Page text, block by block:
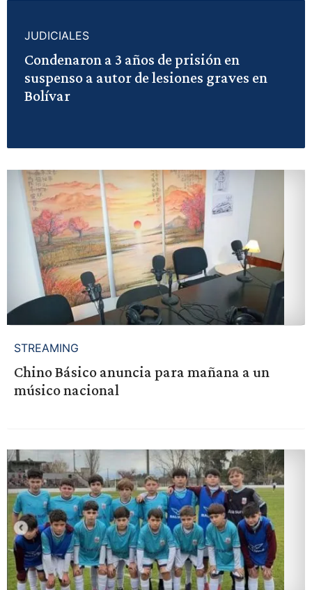
JUDICIALES
Condenaron a 3 años de prisión en
suspenso a autor de lesiones graves en
Bolívar
STREAMING
Chino Básico anuncia para mañana a un
músico nacional